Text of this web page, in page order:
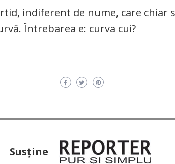
indiferent de nume, care chiar
Întrebarea e: curva cui?
Susţine